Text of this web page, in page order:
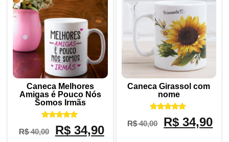
Caneca Melhores
Amigas é Pouco Nós
Somos Irmãs
Avaliação
5.00
de 5
R$40,00 R$34,90
Caneca Girassol com
nome
Avaliação
5.00
de 5
R$40,00 R$ 34,90